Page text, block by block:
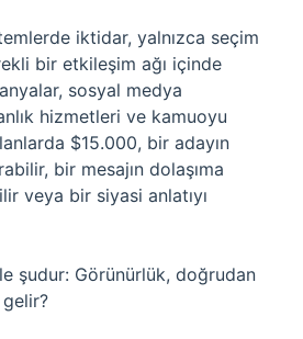
iktidar, yalnızca seçim
bir etkileşim ağı içinde
sosyal medya
hizmetleri ve kamuoyu
$15.000, bir adayın
bir mesajın dolaşıma
veya bir siyasi anlatıyı
şudur: Görünürlük, doğrudan
gelir?